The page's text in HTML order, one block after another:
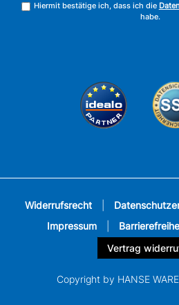
Hiermit bestätige ich, dass ich die
habe.
Widerrufsrecht
Impressum
Vertrag
Copyright by HANSE